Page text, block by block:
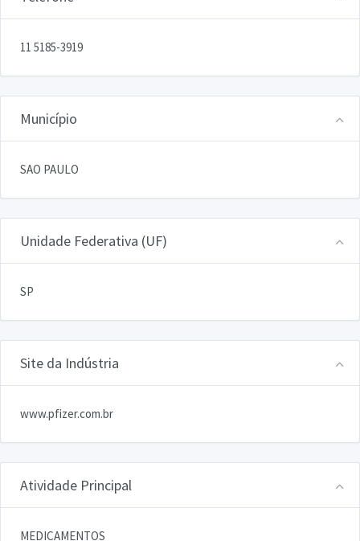
11 5185-3919
Município
SAO PAULO
Unidade Federativa (UF)
SP
Site da Indústria
www.pfizer.com.br
Atividade Principal
MEDICAMENTOS